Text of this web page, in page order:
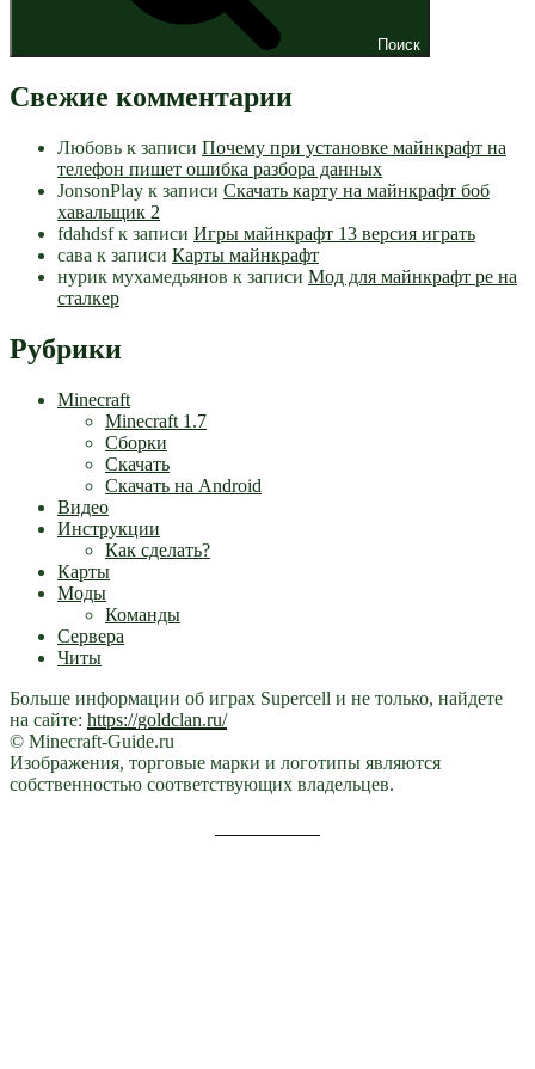
Поиск
Свежие комментарии
Любовь к записи Почему при установке майнкрафт на
телефон пишет ошибка разбора данных
JonsonPlay к записи Скачать карту на майнкрафт боб
хавальщик 2
fdahdsfк записи Игры майнкрафт 13 версия играть
сава к записи Карты майнкрафт
нурик мухамедьянов к записи Мод для майнкрафт pe на
сталкер
Рубрики
Minecraft
Minecraft 1.7
Сборки
Скачать
Скачать на Android
Видео
Инструкции
Как сделать?
Карты
Моды
Команды
Сервера
Читы
Больше информации об играх Supercell и не только, найдете
на сайте: https://goldclan.ru/
© Minecraft-Guide.ru
Изображения, торговые марки и логотипы являются
собственностью соответствующих владельцев.